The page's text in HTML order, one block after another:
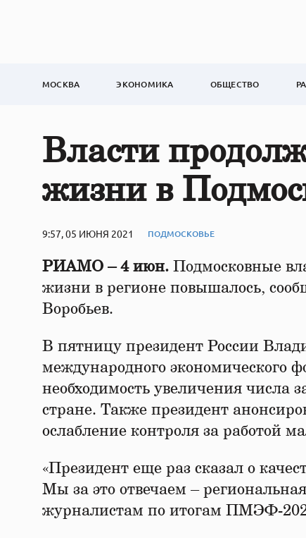
МОСКВА ЭКОНОМИКА ОБЩЕСТВО
Власти
жизни в
9:57, 05 ИЮНЯ 2021 ПОДМОСКОВЬЕ
РИАМО – 4 июн. Подмосковные
жизни в регионе повышалось,
Воробьев.
В пятницу президент России
международного экономического
необходимость увеличения числа
стране. Также президент
ослабление контроля за работой
«Президент еще раз сказал о
Мы за это отвечаем –
журналистам по итогам ПМЭФ-